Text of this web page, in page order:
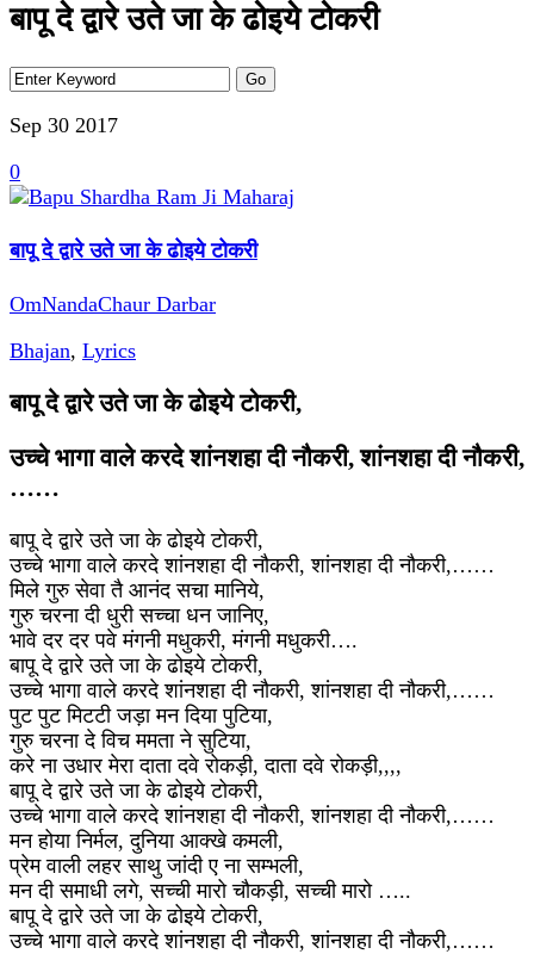
बापू दे द्वारे उते जा के ढोइये टोकरी
Sep 30 2017
0
बापू दे द्वारे उते जा के ढोइये टोकरी
OmNandaChaur Darbar
Bhajan, Lyrics
बापू दे द्वारे उते जा के ढोइये टोकरी,
उच्चे भागा वाले करदे शांनशहा दी नौकरी, शांनशहा दी नौकरी,
……
बापू दे द्वारे उते जा के ढोइये टोकरी,
उच्चे भागा वाले करदे शांनशहा दी नौकरी, शांनशहा दी नौकरी,……
मिले गुरु सेवा तै आनंद सचा मानिये,
गुरु चरना दी धुरी सच्चा धन जानिए,
भावे दर दर पवे मंगनी मधुकरी, मंगनी मधुकरी….
बापू दे द्वारे उते जा के ढोइये टोकरी,
उच्चे भागा वाले करदे शांनशहा दी नौकरी, शांनशहा दी नौकरी,……
पुट पुट मिटटी जड़ा मन दिया पुटिया,
गुरु चरना दे विच ममता ने सुटिया,
करे ना उधार मेरा दाता दवे रोकड़ी, दाता दवे रोकड़ी,,,,
बापू दे द्वारे उते जा के ढोइये टोकरी,
उच्चे भागा वाले करदे शांनशहा दी नौकरी, शांनशहा दी नौकरी,……
मन होया निर्मल, दुनिया आक्खे कमली,
प्रेम वाली लहर साथु जांदी ए ना सम्भली,
मन दी समाधी लगे, सच्ची मारो चौकड़ी, सच्ची मारो …..
बापू दे द्वारे उते जा के ढोइये टोकरी,
उच्चे भागा वाले करदे शांनशहा दी नौकरी, शांनशहा दी नौकरी,……